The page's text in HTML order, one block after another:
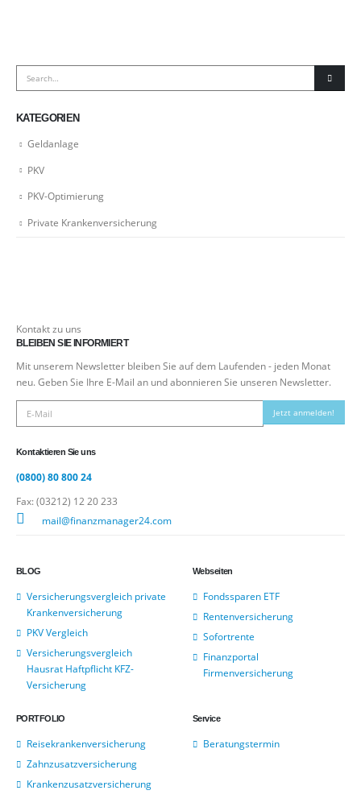
KATEGORIEN
Geldanlage
PKV
PKV-Optimierung
Private Krankenversicherung
Kontakt zu uns
BLEIBEN SIE INFORMIERT
Mit unserem Newsletter bleiben Sie auf dem Laufenden - jeden Monat
neu. Geben Sie Ihre E-Mail an und abonnieren Sie unseren Newsletter.
Jetzt anmelden!
Kontaktieren Sie uns
(0800) 80 800 24
Fax: (03212) 12 20 233
mail@finanzmanager24.com
BLOG
Versicherungsvergleich private
Krankenversicherung
PKV Vergleich
Versicherungsvergleich
Hausrat Haftpflicht KFZ-
Versicherung
Webseiten
Fondssparen ETF
Rentenversicherung
Sofortrente
Finanzportal
Firmenversicherung
PORTFOLIO
Reisekrankenversicherung
Zahnzusatzversicherung
Krankenzusatzversicherung
Service
Beratungstermin